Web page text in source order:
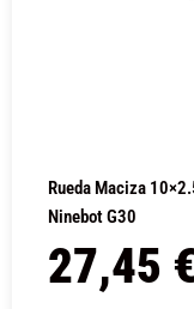
Rueda Maciza
Ninebot G30
27,45